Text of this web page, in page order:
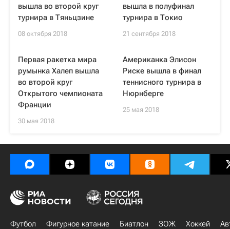
вышла во второй круг
турнира в Тяньцзине
08 октября 2018
вышла в полуфинал
турнира в Токио
21 сентября 2018
Первая ракетка мира
румынка Халеп вышла
во второй круг
Открытого чемпионата
Франции
30 мая 2018
Американка Элисон
Риске вышла в финал
теннисного турнира в
Нюрнберге
25 мая 2018
Футбол Фигурное катание Биатлон ЗОЖ Хоккей